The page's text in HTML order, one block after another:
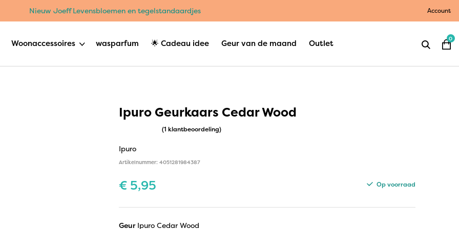
Nieuw Joeff Levensbloemen en tegelstandaardjes Account
Woonaccessoires wasparfum 🌟 Cadeau idee Geur van de maand Outlet 0
Ipuro Geurkaars Cedar Wood
(1 klantbeoordeling)
Ipuro
Artikelnummer: 4051281984387
€5,95 Op voorraad
Geur Ipuro Cedar Wood